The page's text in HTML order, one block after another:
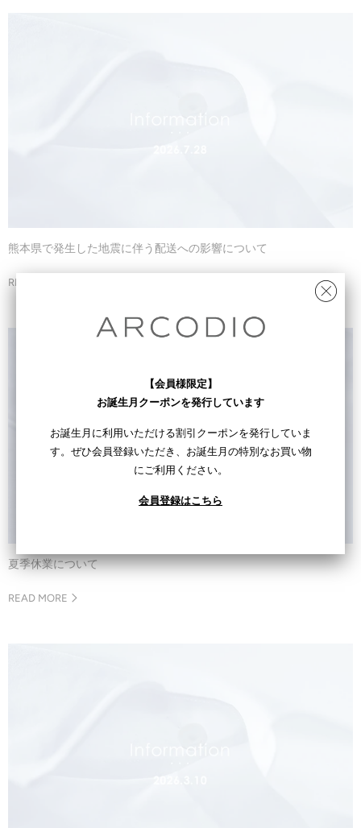
熊本県で発生した地震に伴う配送への影響について
READ MORE
夏季休業について
READ MORE
【会員様限定】
お誕生月クーポンを発行しています
お誕生月に利用いただける割引クーポンを発行していま
す。ぜひ会員登録いただき、お誕生月の特別なお買い物
にご利用ください。
会員登録はこちら